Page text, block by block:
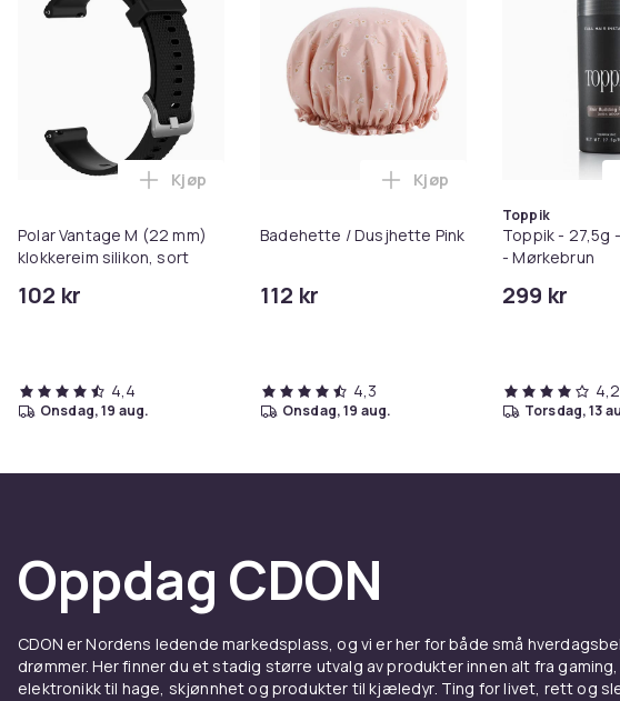
Polar Vantage M (22 mm)
klokkereim silikon, sort
102 kr
Legg Polar Vantage M (22 mm) klokkereim silikon, sort i
Kjøp
4,4
onsdag, 19 aug.
Badehette / Dusjhette Pink
112 kr
Legg Badehette /
Kjøp
4,3
onsdag, 19 aug.
Toppik
Toppik - 27,5g
- Mørkebrun
299 kr
4,2
torsdag, 13
Oppdag CDON
CDON er Nordens ledende markedsplass, og vi er her for både små
drømmer. Her finner du et stadig større utvalg av produkter innen alt fra
elektronikk til hage, skjønnhet og produkter til kjæledyr. Ting for livet, rett og